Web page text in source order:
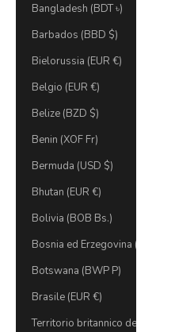
Bangladesh (BDT ৳)
Barbados (BBD $)
Bielorussia (EUR €)
Belgio (EUR €)
Belize (BZD $)
Benin (XOF Fr)
Bermuda (USD $)
Bhutan (EUR €)
Bolivia (BOB Bs.)
Bosnia ed Erzegovina (BAM КМ)
Botswana (BWP P)
Brasile (EUR €)
Territorio britannico dell'Oceano